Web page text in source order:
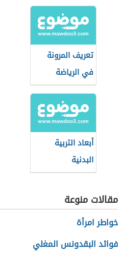
تعريف المرونة
في الرياضة
أبعاد التربية
البدنية
مقالات منوعة
خواطر امرأة
فوائد البقدونس المغلي